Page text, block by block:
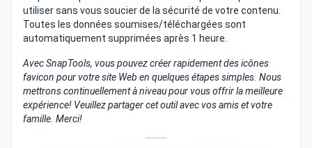
utiliser sans vous soucier de la sécurité de votre contenu.
Toutes les données soumises/téléchargées sont
automatiquement supprimées après 1 heure.
Avec SnapTools, vous pouvez créer rapidement des icônes
favicon pour votre site Web en quelques étapes simples. Nous
mettrons continuellement à niveau pour vous offrir la meilleure
expérience! Veuillez partager cet outil avec vos amis et votre
famille. Merci!